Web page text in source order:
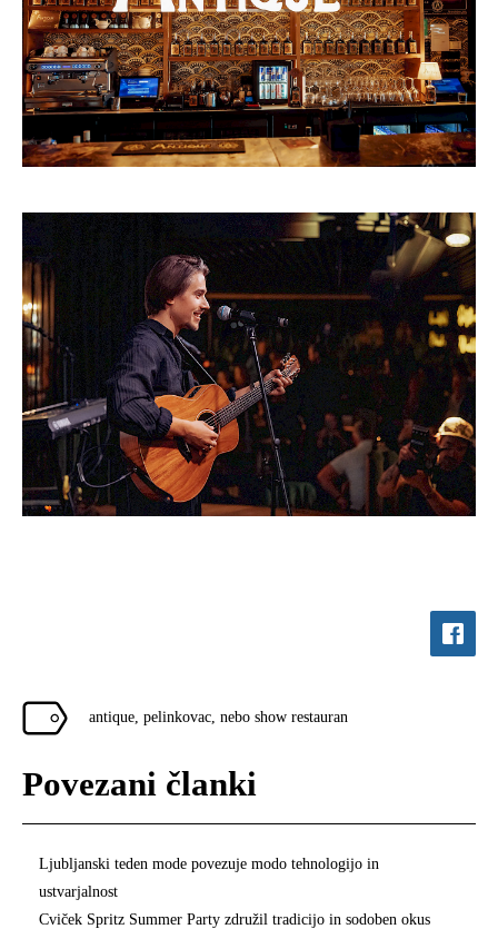
antique pelinkovac nebo show restauran
Povezani članki
Ljubljanski teden mode povezuje modo tehnologijo in
ustvarjalnost
Cviček Spritz Summer Party združil tradicijo in sodoben okus